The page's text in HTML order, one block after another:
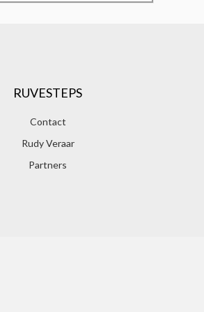
RUVESTEPS
Contact
Rudy Veraar
Partners